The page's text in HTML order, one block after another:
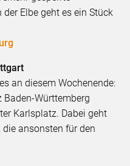
Elbe geht es ein Stück
an diesem Wochenende:
Baden-Württemberg
Karlsplatz. Dabei geht
ansonsten für den